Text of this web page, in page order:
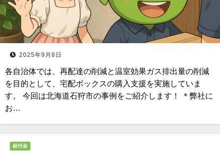
2025年9月8日
各自治体では、再配達の削減と温室効果ガス排出量の削減
を目的として、宅配ボックスの購入支援を実施していま
す。 今回は北海道石狩市の事例をご紹介します！ ＊弊社に
お…
給付金